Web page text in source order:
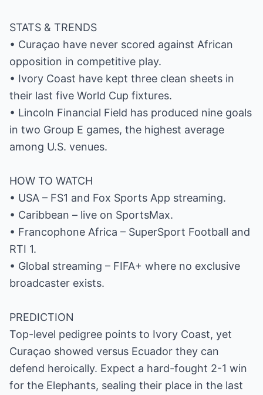
STATS & TRENDS
• Curaçao have never scored against African
opposition in competitive play.
• Ivory Coast have kept three clean sheets in
their last five World Cup fixtures.
• Lincoln Financial Field has produced nine goals
in two Group E games, the highest average
among U.S. venues.
HOW TO WATCH
• USA – FS1 and Fox Sports App streaming.
• Caribbean – live on SportsMax.
• Francophone Africa – SuperSport Football and
RTI 1.
• Global streaming – FIFA+ where no exclusive
broadcaster exists.
PREDICTION
Top-level pedigree points to Ivory Coast, yet
Curaçao showed versus Ecuador they can
defend heroically. Expect a hard-fought 2-1 win
for the Elephants, sealing their place in the last